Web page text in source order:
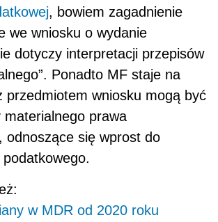
, bowiem zagadnienie
we wniosku o wydanie
dotyczy interpretacji przepisów
Ponadto MF staje na
przedmiotem wniosku mogą być
materialnego prawa
odnoszące się wprost do
w MDR od 2020 roku